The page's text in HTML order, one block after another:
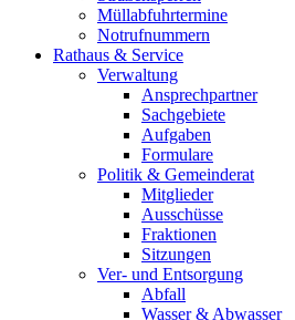
Müllabfuhrtermine
Notrufnummern
Rathaus & Service
Verwaltung
Ansprechpartner
Sachgebiete
Aufgaben
Formulare
Politik & Gemeinderat
Mitglieder
Ausschüsse
Fraktionen
Sitzungen
Ver- und Entsorgung
Abfall
Wasser & Abwasser